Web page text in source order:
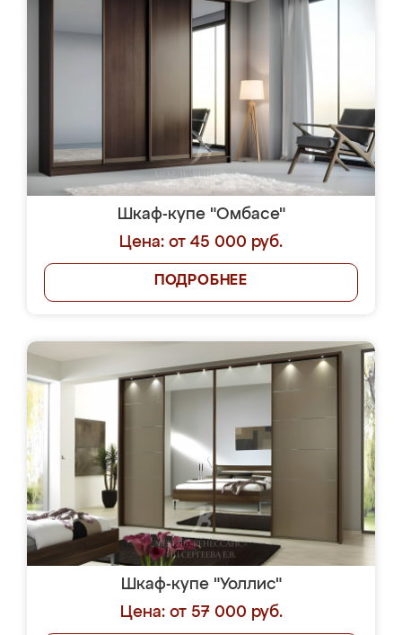
Шкаф-купе "Омбасе"
Цена: от 45 000 руб.
ПОДРОБНЕЕ
Шкаф-купе "Уоллис"
Цена: от 57 000 руб.